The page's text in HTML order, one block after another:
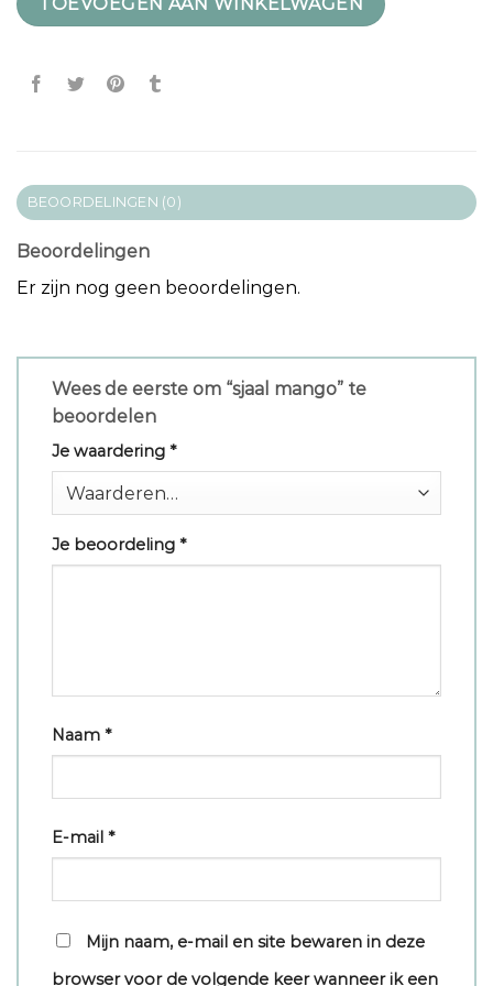
BEOORDELINGEN (0)
Beoordelingen
Er zijn nog geen beoordelingen.
Wees de eerste om “sjaal mango” te
beoordelen
Je waardering *
Je beoordeling *
Naam *
E-mail *
Mijn naam, e-mail en site bewaren in deze
browser voor de volgende keer wanneer ik een